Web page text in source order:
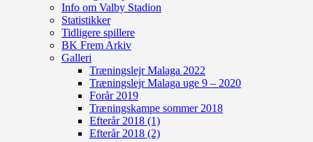
Info om Valby Stadion
Statistikker
Tidligere spillere
BK Frem Arkiv
Galleri
Træningslejr Malaga 2022
Træningslejr Malaga uge 9 – 2020
Forår 2019
Træningskampe sommer 2018
Efterår 2018 (1)
Efterår 2018 (2)